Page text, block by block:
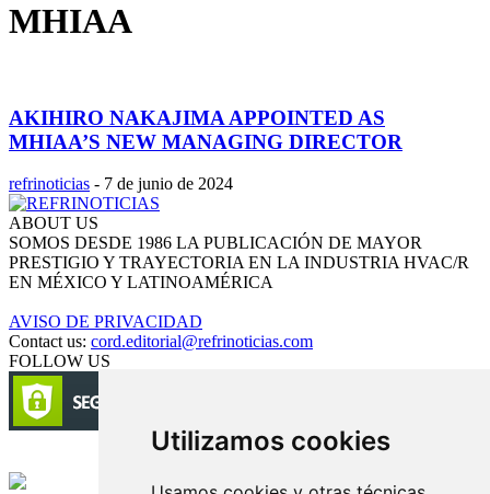
Utilizamos cookies
MHIAA
AKIHIRO NAKAJIMA APPOINTED AS
MHIAA’S NEW MANAGING DIRECTOR
refrinoticias - 7 de junio de 2024
ABOUT US
SOMOS DESDE 1986 LA PUBLICACIÓN DE MAYOR
PRESTIGIO Y TRAYECTORIA EN LA INDUSTRIA HVAC/R
EN MÉXICO Y LATINOAMÉRICA
AVISO DE PRIVACIDAD
Contact us: cord.editorial@refrinoticias.com
FOLLOW US